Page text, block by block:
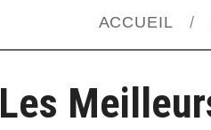
ACCUEIL
Les